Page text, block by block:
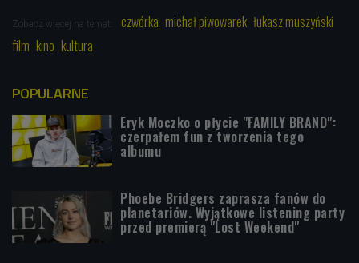
Zobacz więcej na temat: czwórka michał piwowarek łukasz muszyński
film kino kultura
POPULARNE
Eryk Moczko o płycie "FAMILY BRAND":
czerpałem fun z tworzenia tego
albumu
Phoebe Bridgers zaprasza fanów do
planetariów. Wyjątkowe listening party
przed premierą "Lost Weekend"